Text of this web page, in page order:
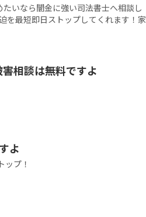
いなら闇金に強い司法書士へ相談し
を最短即日ストップしてくれます！家
相談は無料ですよ
よ
プ！